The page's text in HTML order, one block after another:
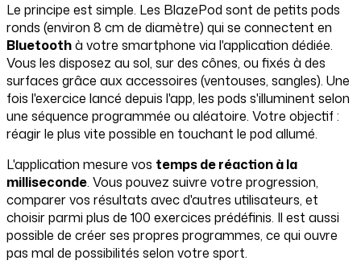
Le principe est simple. Les BlazePod sont de petits pods
ronds (environ 8 cm de diamètre) qui se connectent en
Bluetoothà votre smartphone via l'application dédiée.
Vous les disposez au sol, sur des cônes, ou fixés à des
surfaces grâce aux accessoires (ventouses, sangles). Une
fois l'exercice lancé depuis l'app, les pods s'illuminent selon
une séquence programmée ou aléatoire. Votre objectif :
réagir le plus vite possible en touchant le pod allumé.
L'application mesure vos temps de réaction à la
milliseconde. Vous pouvez suivre votre progression,
comparer vos résultats avec d'autres utilisateurs, et
choisir parmi plus de 100 exercices prédéfinis. Il est aussi
possible de créer ses propres programmes, ce qui ouvre
pas mal de possibilités selon votre sport.